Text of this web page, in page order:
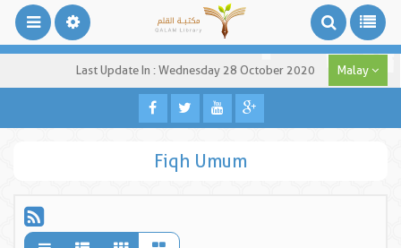
Last Update In : Wednesday 28 October 2020 Malay
Fiqh Umum